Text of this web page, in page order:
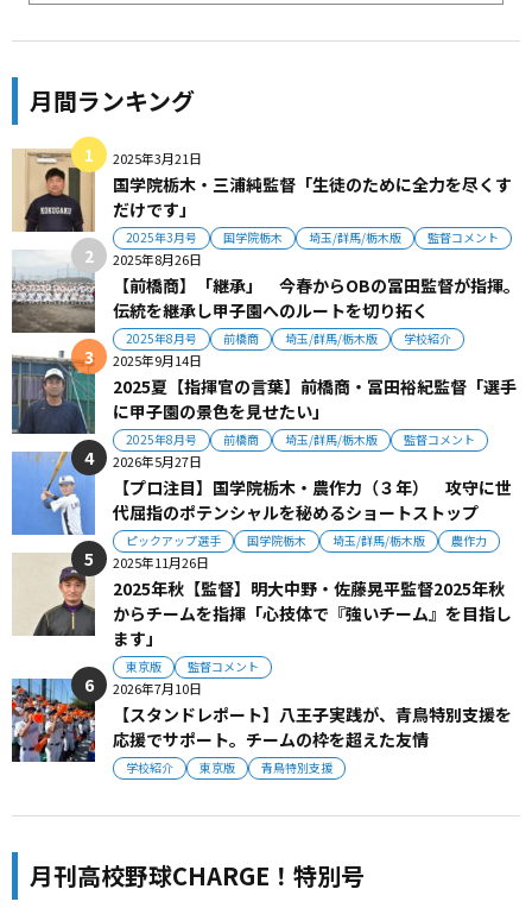
月間ランキング
2025年3月21日
国学院栃木・三浦純監督「生徒のために全力を尽くす
だけです」
2025年3月号 国学院栃木 埼玉/群馬/栃木版 監督コメント
2025年8月26日
【前橋商】「継承」 今春からOBの冨田監督が指揮。
伝統を継承し甲子園へのルートを切り拓く
2025年8月号 前橋商 埼玉/群馬/栃木版 学校紹介
2025年9月14日
2025夏【指揮官の言葉】前橋商・冨田裕紀監督「選手
に甲子園の景色を見せたい」
2025年8月号 前橋商 埼玉/群馬/栃木版 監督コメント
2026年5月27日
【プロ注目】国学院栃木・農作力（３年） 攻守に世
代屈指のポテンシャルを秘めるショートストップ
ピックアップ選手 国学院栃木 埼玉/群馬/栃木版 農作力
2025年11月26日
2025年秋【監督】明大中野・佐藤晃平監督2025年秋
からチームを指揮「心技体で『強いチーム』を目指し
ます」
東京版 監督コメント
2026年7月10日
【スタンドレポート】八王子実践が、青鳥特別支援を
応援でサポート。チームの枠を超えた友情
学校紹介 東京版 青鳥特別支援
月刊高校野球CHARGE！特別号